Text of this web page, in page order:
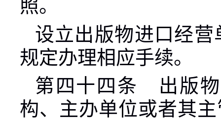
照。
设立出版物进口经
规定办理相应手续。
第四十四条 出版物
构、主办单位或者其